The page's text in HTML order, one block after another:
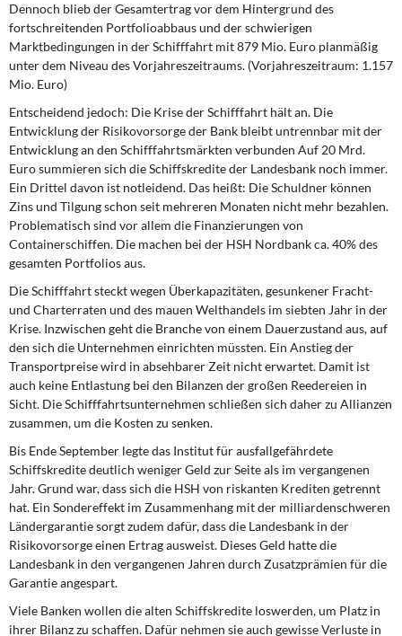
Dennoch blieb der Gesamtertrag vor dem Hintergrund des
fortschreitenden Portfolioabbaus und der schwierigen
Marktbedingungen in der Schifffahrt mit 879 Mio. Euro planmäßig
unter dem Niveau des Vorjahreszeitraums. (Vorjahreszeitraum: 1.157
Mio. Euro)
Entscheidend jedoch: Die Krise der Schifffahrt hält an. Die
Entwicklung der Risikovorsorge der Bank bleibt untrennbar mit der
Entwicklung an den Schifffahrtsmärkten verbunden Auf 20 Mrd.
Euro summieren sich die Schiffskredite der Landesbank noch immer.
Ein Drittel davon ist notleidend. Das heißt: Die Schuldner können
Zins und Tilgung schon seit mehreren Monaten nicht mehr bezahlen.
Problematisch sind vor allem die Finanzierungen von
Containerschiffen. Die machen bei der HSH Nordbank ca. 40% des
gesamten Portfolios aus.
Die Schifffahrtsteckt wegen Überkapazitäten, gesunkener Fracht-
und Charterraten und des mauen Welthandels im siebten Jahr in der
Krise. Inzwischen geht die Branche von einem Dauerzustand aus, auf
den sich die Unternehmen einrichten müssten. Ein Anstieg der
Transportpreise wird in absehbarer Zeit nicht erwartet. Damit ist
auch keine Entlastung bei den Bilanzen der großen Reedereien in
Sicht. Die Schifffahrtsunternehmen schließen sich daher zu Allianzen
zusammen, um die Kosten zu senken.
Bis Ende September legte das Institut für ausfallgefährdete
Schiffskredite deutlich weniger Geld zur Seite als im vergangenen
Jahr. Grund war, dass sich die HSH von riskanten Krediten getrennt
hat. Ein Sondereffekt im Zusammenhang mit der milliardenschweren
Ländergarantie sorgt zudem dafür, dass die Landesbank in der
Risikovorsorge einen Ertrag ausweist. Dieses Geld hatte die
Landesbank in den vergangenen Jahren durch Zusatzprämien für die
Garantie angespart.
Viele Banken wollen die alten Schiffskredite loswerden, um Platz in
ihrer Bilanz zu schaffen. Dafür nehmen sie auch gewisse Verluste in